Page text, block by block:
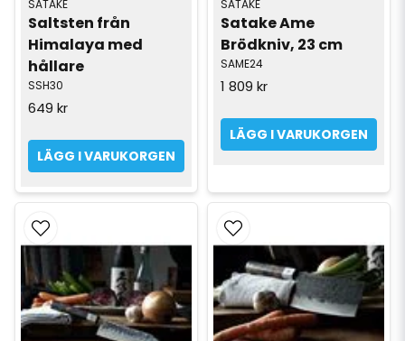
SATAKE
Saltsten från
Himalaya med
hållare
SSH30
649 kr
LÄGG I VARUKORGEN
SATAKE
Satake Ame
Brödkniv, 23 cm
SAME24
1 809 kr
LÄGG I VARUKORGEN